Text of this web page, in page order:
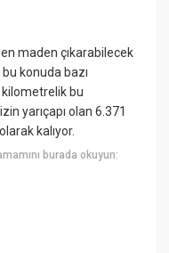
maden çıkarabilecek
konuda bazı
kilometrelik bu
yarıçapı olan 6.371
kalıyor.
burada okuyun: